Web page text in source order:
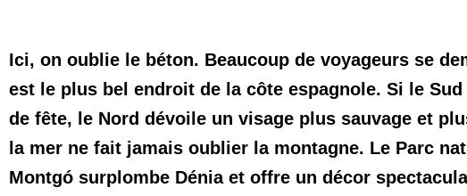
Ici, on oublie le béton. Beaucoup de voyageurs se
est le plus bel endroit de la côte espagnole. Si le
de fête, le Nord dévoile un visage plus sauvage et
la mer ne fait jamais oublier la montagne. Le Parc
Montgó surplombe Dénia et offre un décor